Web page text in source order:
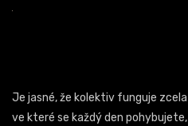
Je jasné, že kolektiv funguje
ve které se každý den